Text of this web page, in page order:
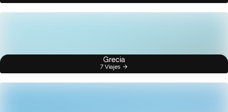
Grecia
7 Viajes